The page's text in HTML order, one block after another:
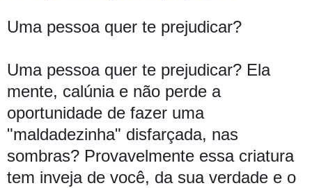
Uma pessoa quer te prejudicar?
Uma pessoa quer te prejudicar? Ela
mente, calúnia e não perde a
oportunidade de fazer uma
"maldadezinha" disfarçada, nas
sombras? Provavelmente essa criatura
tem inveja de você, da sua verdade e o